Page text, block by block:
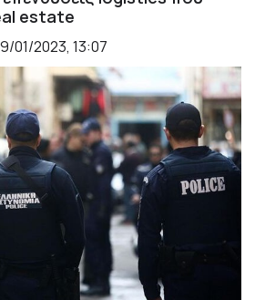
estate
01/2023, 13:07